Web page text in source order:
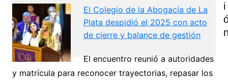
El Colegio de la Abogacía de La
Plata despidió el 2025 con acto
de cierre y balance de gestión
El encuentro reunió a autoridades
y matrícula para reconocer trayectorias, repasar los
I